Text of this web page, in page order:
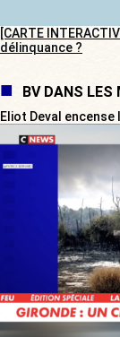
[CARTE
délinquance ?
BV DANS LES
Eliot Deval encense